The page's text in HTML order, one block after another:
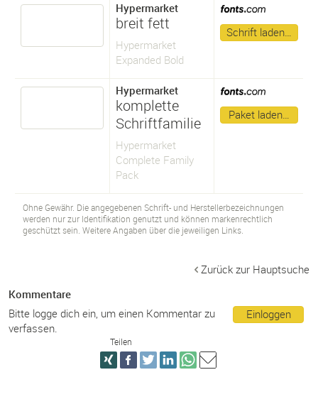
Hypermarket
breit fett
Hypermarket
Expanded Bold
Schrift laden…
Hypermarket
komplette
Schriftfamilie
Hypermarket
Complete Family
Pack
Paket laden…
Ohne Gewähr. Die angegebenen Schrift- und Herstellerbezeichnungen
werden nur zur Identifikation genutzt und können markenrechtlich
geschützt sein. Weitere Angaben über die jeweiligen Links.
Zurück zur Hauptsuche
Kommentare
Einloggen
Bitte logge dich ein, um einen Kommentar zu
verfassen.
Teilen